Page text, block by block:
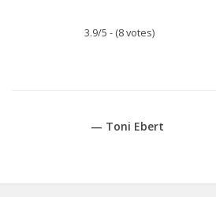
3.9/5 - (8 votes)
— Toni Ebert